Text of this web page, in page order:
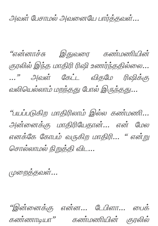
அவள் பேசாமல் அவனையே பார்த்தவள்…
“என்னாச்சு இதுவரை கண்மணியின்
குரலில் இந்த மாதிரி ரிஷி உணர்ந்ததில்லை…
…” அவள் கேட்ட விதமே ரிஷிக்கு
வலியெல்லாம் மறந்தது போல் இருந்தது…
“பயப்படுகிற மாதிரிலாம் இல்ல கண்மணி…
அன்னைக்கு மாதிரியேதான்… என் மேல
எனக்கே கோபம் வருகிற மாதிரி… “ என்று
சொல்லாமல் நிறுத்தி விட…
முறைத்தவள்…
“இன்னைக்கு என்ன… டேபிளா… பைக்
கண்ணாடியா”  கண்மணியின் குரலில்